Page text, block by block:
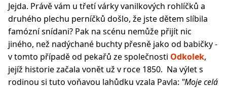
Jejda. Právě vám u třetí várky vanilkových rohlíčků a
druhého plechu perníčků došlo, že jste dětem slíbila
famózní snídani? Pak na scénu nemůže přijít nic
jiného, než nadýchané buchty přesně jako od babičky -
v tomto případě od pekařů ze společnosti Odkolek,
jejíž historie začala vonět už v roce 1850. Na výlet s
rodinou si tuto voňavou lahůdku vzala Pavla: "Moje celá